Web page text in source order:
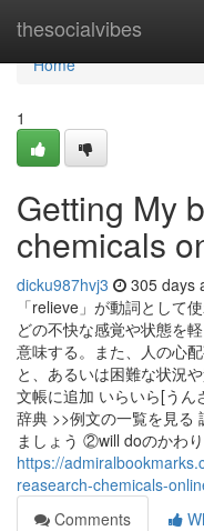
thesocialvibes
Home
Home
1
Getting My
chemicals
dicku987hvj3 305 days
「relieve」が動詞として
どの不快な感覚や状態を
意味する。また、人の心
と、あるいは困難な状況
文帳に追加 いらいら[うん
辞典 >>例文の一覧を見る
ましょう ②will doのかわ
https://
reasearch-chemicals-
Comments